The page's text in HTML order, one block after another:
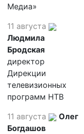
Медиа»
11 августа
Людмила
Бродская
директор
Дирекции
телевизионных
программ НТВ
11 августа
Олег
Богдашов